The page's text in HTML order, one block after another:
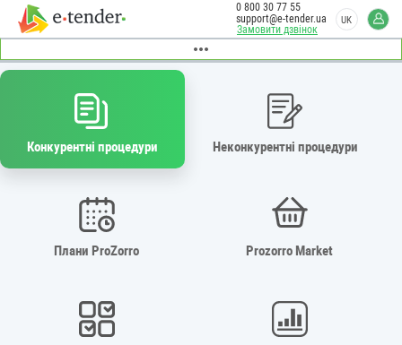
Замовити дзвінок
0 800 30 77 55
support@e-tender.ua
UK
Конкурентні процедури Неконкурентні процедури
Плани ProZorro Prozorro Market